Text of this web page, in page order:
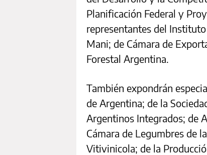
Planificación Federal y
representantes del
Mani; de Cámara de
Forestal Argentina.
También expondrán
de Argentina; de la
Argentinos Integrados; de
Cámara de Legumbres de
Vitivinicola; de la